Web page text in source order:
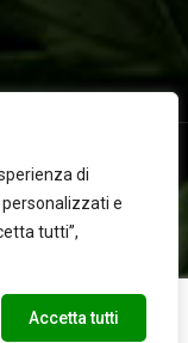
di
e
tutti”,
Accetta tutti
Tutti i